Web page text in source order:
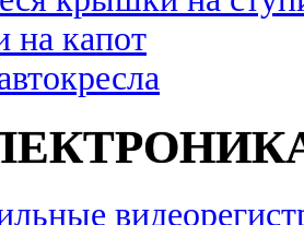
на капот